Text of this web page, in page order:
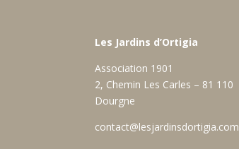
Les Jardins d’Ortigia
Association 1901
2, Chemin Les Carles – 81 110
Dourgne
contact@lesjardinsdortigia.com